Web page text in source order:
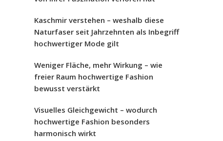
Kaschmir verstehen – weshalb diese
Naturfaser seit Jahrzehnten als Inbegriff
hochwertiger Mode gilt
Weniger Fläche, mehr Wirkung – wie
freier Raum hochwertige Fashion
bewusst verstärkt
Visuelles Gleichgewicht – wodurch
hochwertige Fashion besonders
harmonisch wirkt